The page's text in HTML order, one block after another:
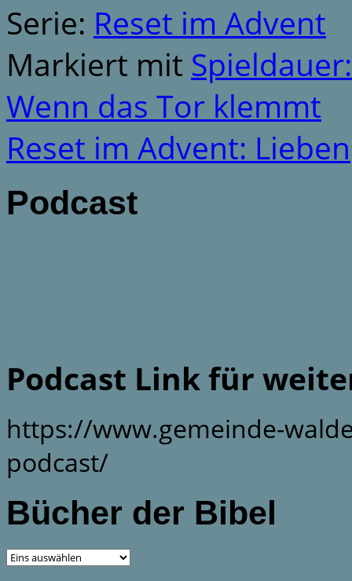
Serie: Reset im Advent
Markiert mit
Wenn das Tor klemmt
Reset im Advent: Lieben
Podcast
Podcast Link für
https://www.gemeinde-
podcast/
Bücher der Bibel